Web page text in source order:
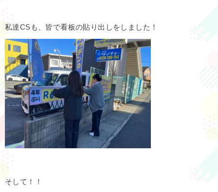
私達CSも、皆で看板の貼り出しをしました！
そして！！